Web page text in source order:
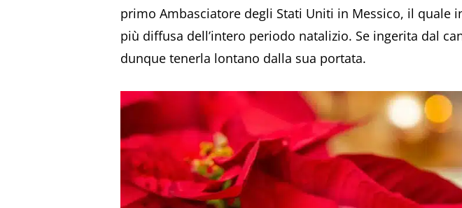
primo Ambasciatore degli Stati Uniti in Messico, il quale
più diffusa dell’intero periodo natalizio. Se ingerita dal
dunque tenerla lontano dalla sua portata.